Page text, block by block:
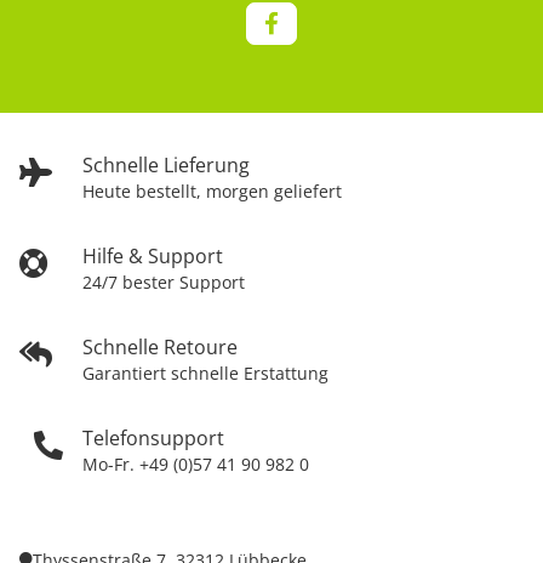
Schnelle Lieferung
Heute bestellt, morgen geliefert
Hilfe & Support
24/7 bester Support
Schnelle Retoure
Garantiert schnelle Erstattung
Telefonsupport
Mo-Fr. +49 (0)57 41 90 982 0